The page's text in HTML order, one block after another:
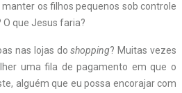
os filhos pequenos sob controle
que Jesus faria?
nas lojas doshopping? Muitas vezes
uma fila de pagamento em que o
alguém que eu possa encorajar com